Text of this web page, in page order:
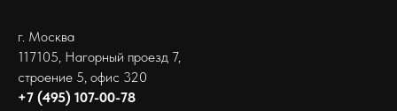
г. Москва
117105, Нагорный проезд 7,
строение 5, офис 320
+7 (495) 107-00-78